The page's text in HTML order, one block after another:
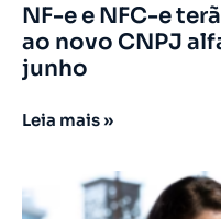
NF-e e NFC-e
ao novo CNPJ
junho
Leia mais »